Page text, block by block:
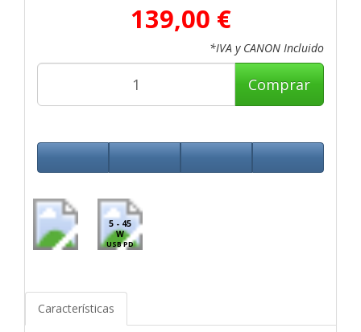
139,00 €
*IVA y CANON Incluido
Comprar
5 - 45
W
USB PD
Características